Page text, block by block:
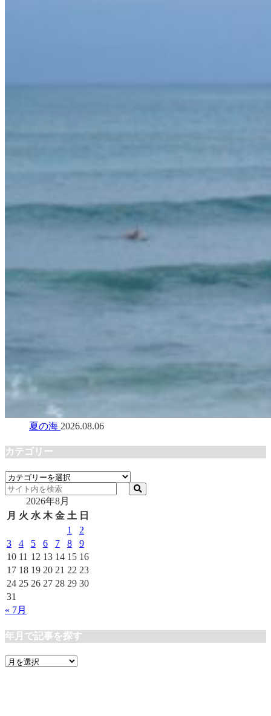
夏の海 2026.08.06
カテゴリー
カ
テ
リ
2026年8月
月 火 水 木 金 土 日
1
2
3
4 5 6 7 8
9
10 11 12 13 14 15 16
17 18 19 20 21 22 23
24 25 26 27 28 29 30
31
« 7月
年月で記事を探す
年